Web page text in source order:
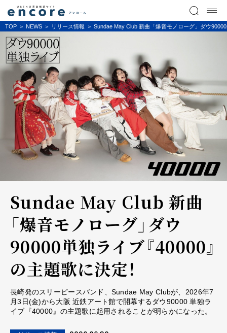
TOP NEWS リリース情報 Sundae May Club 新曲「爆音モノローグ」ダウ
Sundae May Club 新曲
「爆音モノローグ」ダウ
90000単独ライブ『40000』
の主題歌に決定！
長崎発のスリーピースバンド、Sundae May Clubが、2026年7
月3日(金)から大阪 近鉄アート館で開幕するダウ90000 単独ラ
イブ『40000』の主題歌に起用されることが明らかになった。